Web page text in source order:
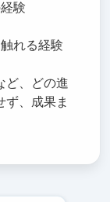
験
れる経験
ど、どの進
ず、成果ま